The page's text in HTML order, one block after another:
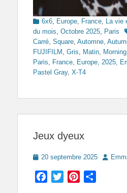
Categories
6x6 Europe France La vie
du mois Octobre 2025 Paris
Carré, Square Automne,
FUJIFILM
Gris Matin, Morning
Paris, France, Europe, 2025,
Pastel Gray, X-T4
Jeux dyeux
Posted
20 septembre 2025 Author
Facebook
TwitterPinterest